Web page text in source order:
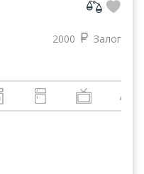
2000 Залог